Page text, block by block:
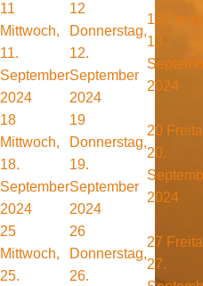
11
Mittwoch,
11.
September
2024
12
Donnerstag,
12.
September
2024
13
13.
2024
18
Mittwoch,
18.
September
2024
19
Donnerstag,
19.
September
2024
20
20.
2024
25
Mittwoch,
25.
26
Donnerstag,
26.
27
27.